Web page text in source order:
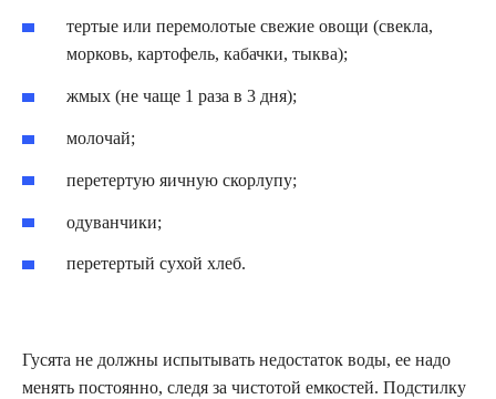
тертые или перемолотые свежие овощи (свекла,
морковь, картофель, кабачки, тыква);
жмых (не чаще 1 раза в 3 дня);
молочай;
перетертую яичную скорлупу;
одуванчики;
перетертый сухой хлеб.
Гусята не должны испытывать недостаток воды, ее надо
менять постоянно, следя за чистотой емкостей. Подстилку